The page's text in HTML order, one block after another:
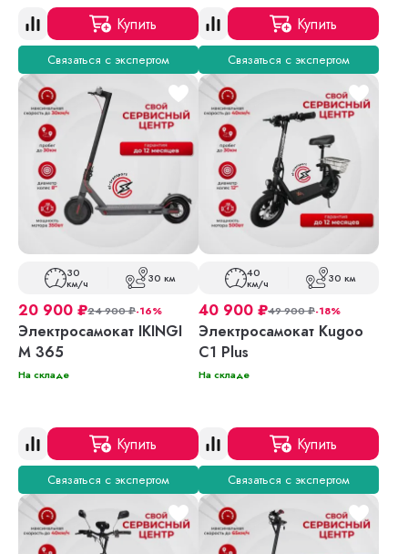
Купить
Связаться с экспертом
Купить
Связаться с экспертом
30
км/ч 30 км
20 900 ₽24 900₽-16%
Электросамокат IKINGI
M 365
На складе
Купить
Связаться с экспертом
40
км/ч 30 км
40 900 ₽49 900₽-18%
Электросамокат Kugoo
C1 Plus
На складе
Купить
Связаться с экспертом